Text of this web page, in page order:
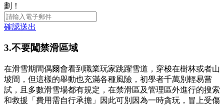
劃！
確認送出
3.不要闖禁滑區域
在滑雪期間偶爾會看到職業玩家跳躍雪道，穿梭在樹林或者山
坡間，但這樣的舉動也充滿各種風險，初學者千萬別輕易嘗
試，且多數滑雪場都有規定，在禁滑區及管理區外進行的搜索
和救援「費用需自行承擔」因此可別因為一時貪玩，冒上受傷